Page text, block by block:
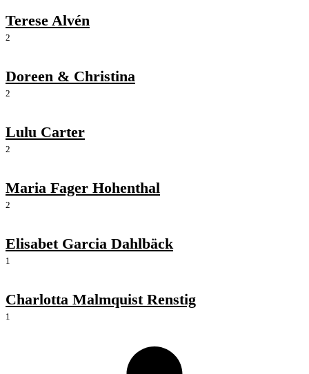
Terese Alvén
2
Doreen & Christina
2
Lulu Carter
2
Maria Fager Hohenthal
2
Elisabet Garcia Dahlbäck
1
Charlotta Malmquist Renstig
1